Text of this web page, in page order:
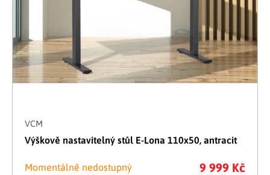
VCM
Výškově nastavitelný stůl E-Lona 110x50, antracit
Momentálně nedostupný 9 999 Kč